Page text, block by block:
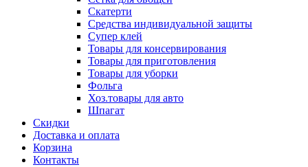
Скатерти
Средства индивидуальной защиты
Супер клей
Товары для консервирования
Товары для приготовления
Товары для уборки
Фольга
Хоз.товары для авто
Шпагат
Скидки
Доставка и оплата
Корзина
Контакты